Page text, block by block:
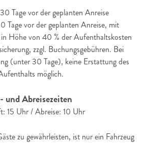
Tage vor der geplanten Anreise
Tage vor der geplanten Anreise, mit
Höhe von 40 % der Aufenthaltskosten
zzgl. Buchungsgebühren. Bei
(unter 30 Tage), keine Erstattung des
möglich.
und Abreisezeiten
15 Uhr / Abreise: 10 Uhr
zu gewährleisten, ist nur ein Fahrzeug